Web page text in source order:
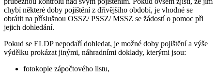
chybí některé doby pojištění z dřívějšího období, je vhodné se
obrátit na příslušnou OSSZ/ PSSZ/ MSSZ se žádostí o pomoc při
jejich dohledání.
Pokud se ELDP nepodaří dohledat, je možné doby pojištění a výše
výdělku prokázat jinými, náhradními doklady, kterými jsou:
fotokopie zápočtového listu,